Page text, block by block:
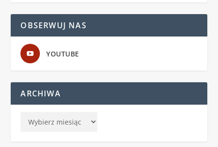
OBSERWUJ NAS
YOUTUBE
ARCHIWA